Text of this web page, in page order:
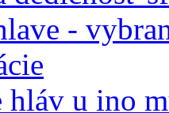
-
hláv u ino